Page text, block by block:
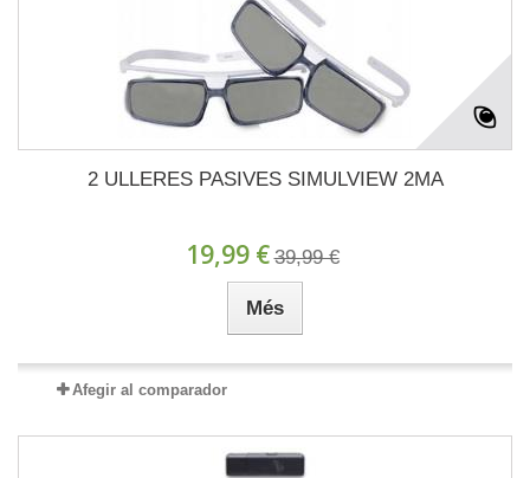
2 ULLERES PASIVES SIMULVIEW 2MA
19,99 € 39,99 €
Més
Afegir al comparador